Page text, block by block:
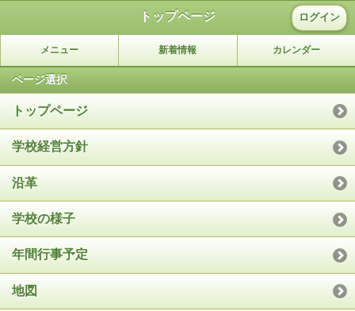
トップページ ログイン
メニュー 新着情報 カレンダー
ページ選択
トップページ
学校経営方針
沿革
学校の様子
年間行事予定
地図